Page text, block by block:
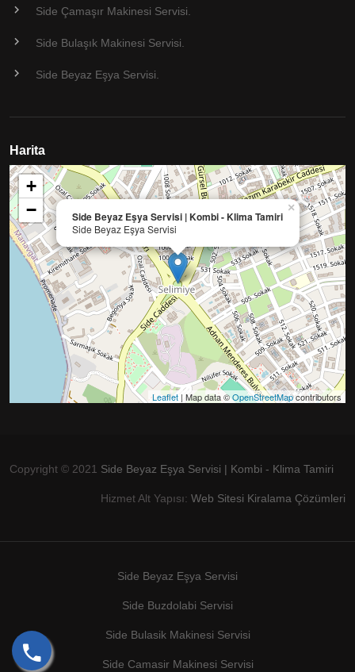
Side Çamaşır Makinesi Servisi.
Side Bulaşık Makinesi Servisi.
Side Beyaz Eşya Servisi.
Harita
Side Beyaz Eşya Servisi | Kombi - Klima Tamiri
Side Beyaz Eşya Servisi
×
+
−
Leaflet | Map data ©OpenStreetMapcontributors
Copyright © 2021 Side Beyaz Eşya Servisi | Kombi - Klima Tamiri
Hizmet Alt Yapısı: Web Sitesi Kiralama Çözümleri
Side Beyaz Eşya Servisi
Side Buzdolabi Servisi
Side Bulasik Makinesi Servisi
Side Camasir Makinesi Servisi